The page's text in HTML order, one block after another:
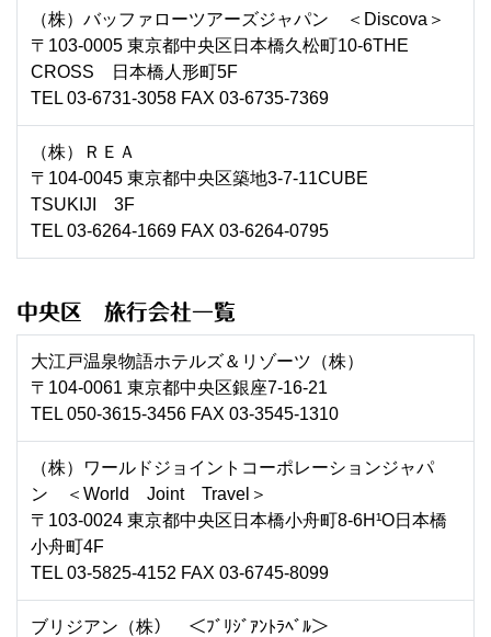
（株）バッファローツアーズジャパン ＜Discova＞
〒103-0005 東京都中央区日本橋久松町10-6THE
CROSS 日本橋人形町5F
TEL 03-6731-3058 FAX 03-6735-7369
（株）ＲＥＡ
〒104-0045 東京都中央区築地3-7-11CUBE
TSUKIJI 3F
TEL 03-6264-1669 FAX 03-6264-0795
中央区 旅行会社一覧
大江戸温泉物語ホテルズ＆リゾーツ（株）
〒104-0061 東京都中央区銀座7-16-21
TEL 050-3615-3456 FAX 03-3545-1310
（株）ワールドジョイントコーポレーションジャパ
ン ＜World Joint Travel＞
〒103-0024 東京都中央区日本橋小舟町8-6H¹O日本橋
小舟町4F
TEL 03-5825-4152 FAX 03-6745-8099
ブリジアン（株） ＜ﾌﾞﾘｼﾞｱﾝﾄﾗﾍﾞﾙ＞